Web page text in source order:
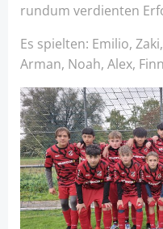
rundum verdienten
Es spielten: Emilio,
Arman, Noah, Alex,